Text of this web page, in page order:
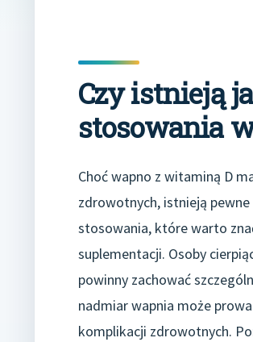
Czy istnieją
stosowania
Choć wapno z witaminą D
zdrowotnych, istnieją
stosowania, które warto
suplementacji. Osoby
powinny zachować
nadmiar wapnia może
komplikacji zdrowotnych.